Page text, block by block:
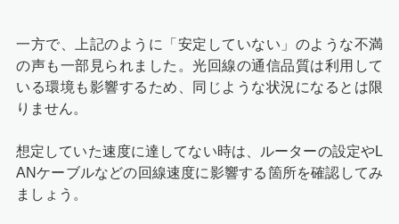
一方で、上記のように「安定していない」のような不満
の声も一部見られました。光回線の通信品質は利用して
いる環境も影響するため、同じような状況になるとは限
りません。
想定していた速度に達してない時は、ルーターの設定やL
ANケーブルなどの回線速度に影響する箇所を確認してみ
ましょう。